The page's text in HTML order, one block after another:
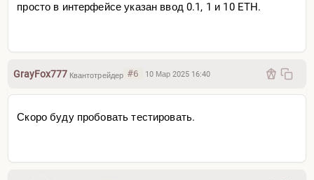
просто в интерфейсе указан ввод 0.1, 1 и 10 ETH.
GrayFox777 Квантотрейдер #6 10 Мар 2025 16:40
Скоро буду пробовать тестировать.